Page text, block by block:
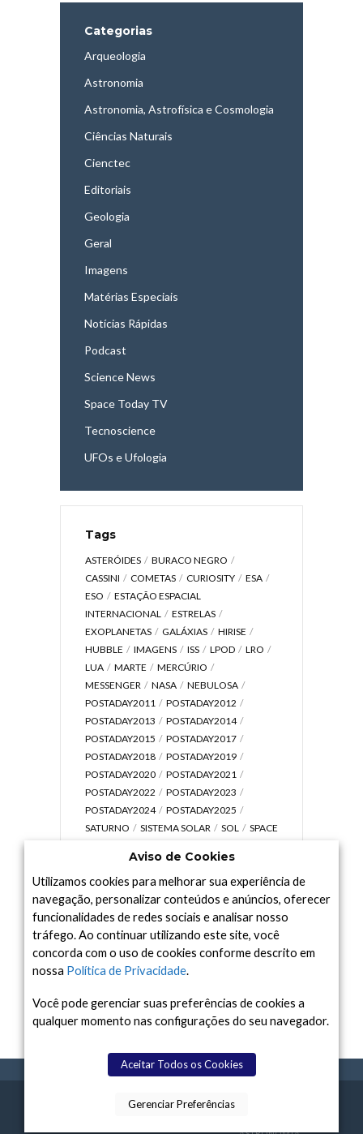
Categorias
Arqueologia
Astronomia
Astronomia, Astrofísica e Cosmologia
Ciências Naturais
Cienctec
Editoriais
Geologia
Geral
Imagens
Matérias Especiais
Notícias Rápidas
Podcast
Science News
Space Today TV
Tecnoscience
UFOs e Ufologia
Tags
ASTERÓIDES
BURACO NEGRO
CASSINI
COMETAS CURIOSITY
ESA
ESO
ESTAÇÃO ESPACIAL
INTERNACIONAL
ESTRELAS
EXOPLANETAS
GALÁXIAS
HIRISE
HUBBLE
IMAGENS ISS LPOD
LRO
LUA
MARTE
MERCÚRIO
MESSENGER
NASA
NEBULOSA
POSTADAY2011
POSTADAY2012
POSTADAY2013
POSTADAY2014
POSTADAY2015
POSTADAY2017
POSTADAY2018
POSTADAY2019
POSTADAY2020
POSTADAY2021
POSTADAY2022
POSTADAY2023
POSTADAY2024
POSTADAY2025
SATURNO
SISTEMA SOLAR SOL
SPACE
UNIVERSO
VÍDEO
Arquivo
Arquivo
TERMOS CONTATO SPACE TODAY
Aviso de Cookies
Utilizamos cookies para melhorar sua experiência de
navegação, personalizar conteúdos e anúncios, oferecer
funcionalidades de redes sociais e analisar nosso
tráfego. Ao continuar utilizando este site, você
concorda com o uso de cookies conforme descrito em
nossa Política de Privacidade.
Você pode gerenciar suas preferências de cookies a
qualquer momento nas configurações do seu navegador.
Aceitar Todos os Cookies
Gerenciar Preferências